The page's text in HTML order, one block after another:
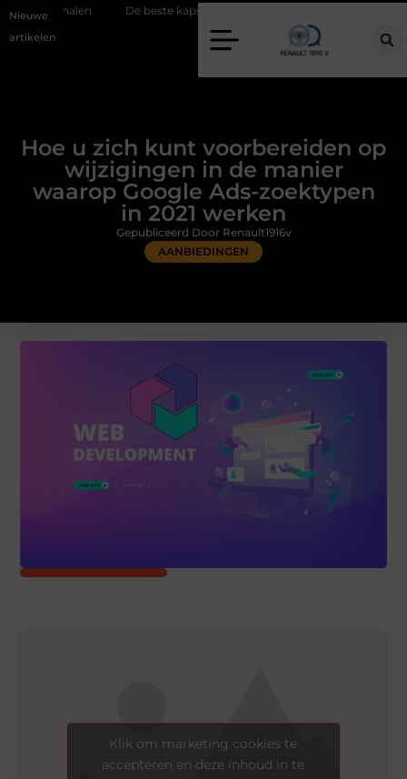
Nieuwe
artikelen
De beste kapsalon in Arnhem: meer dan alleen een knipbeurt
Hoe u zich kunt voorbereiden op
wijzigingen in de manier
waarop Google Ads-zoektypen
in 2021 werken
AANBIEDINGEN
Gepubliceerd Door Renault1916v
Klik om marketing cookies te
accepteren en deze inhoud in te